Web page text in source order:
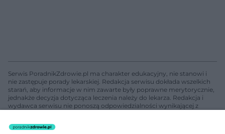
Serwis PoradnikZdrowie.pl ma charakter edukacyjny, nie stanowi i
nie zastępuje porady lekarskiej. Redakcja serwisu dokłada wszelkich
starań, aby informacje w nim zawarte były poprawne merytorycznie,
jednakże decyzja dotycząca leczenia należy do lekarza. Redakcja i
wydawca serwisu nie ponoszą odpowiedzialności wynikającej z
świadczeń zdrowotnych w rozumieniu art. 3 ust 1 ustawy o